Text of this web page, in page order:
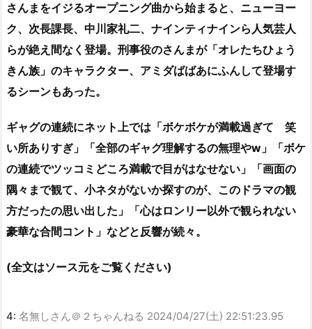
さんまをイジるオープニング曲から始まると、ニューヨー
ク、次長課長、中川家礼二、ナインティナインら人気芸人
らが絶え間なく登場。刑事役のさんまが「オレたちひょう
きん族」のキャラクター、アミダばばあにふんして登場す
るシーンもあった。
ギャグの連続にネット上では「ボケボケが満載過ぎて 笑
い所ありすぎ」「全部のギャグ理解するの無理やw」「ボケ
の連続でツッコミどころ満載で目がはなせない」「画面の
隅々まで観て、小ネタがないか探すのが、このドラマの観
方だったの思い出した」「心はロンリー以外で観られない
豪華な合間コント」などと反響が続々。
(全文はソース元をご覧ください)
4: 名無しさん＠２ちゃんねる 2024/04/27(土) 22:51:23.95